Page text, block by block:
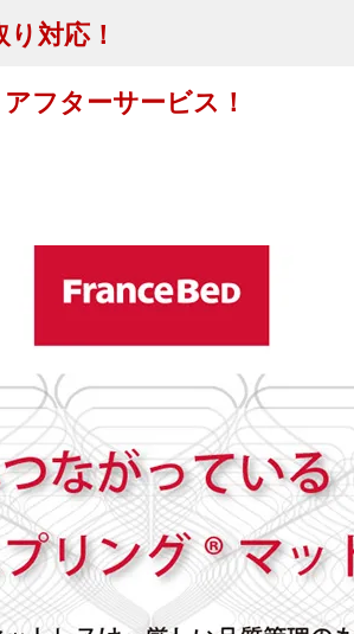
対応！
フターサービス！